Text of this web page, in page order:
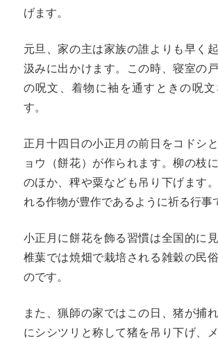
げます。
元旦、家の主は家族の誰よりも早く
汲みに出かけます。この時、寝室の
の呪文、着物に袖を通すときの呪文
す。
正月十四日の小正月の前日をコドシ
ョウ（餅花）が作られます。柳の枝
のほか、稗や粟なども吊り下げます
れる作物が豊作であるように祈る行事
小正月に餅花を飾る習慣は全国的に見
椎葉では焼畑で栽培される雑穀の民
のです。
また、猟師の家ではこの日、猪が捕
にシシツリと称して猪を吊り下げ、